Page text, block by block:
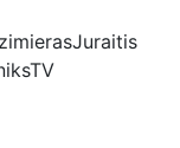
Juraitis,